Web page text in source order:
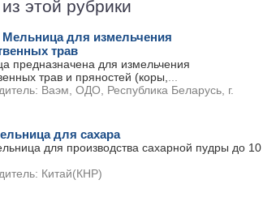
этой рубрики
для измельчения
трав
предназначена для измельчения
трав и пряностей (коры,
Ваэм, ОДО, Республика Беларусь, г.
для сахара
для производства сахарной пудры до 10
Китай(КНР)